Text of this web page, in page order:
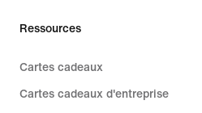
Ressources
Cartes cadeaux
Cartes cadeaux d'entreprise